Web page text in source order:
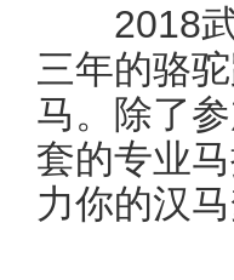
2018武
三年的骆
马。除了
套的专业
力你的汉